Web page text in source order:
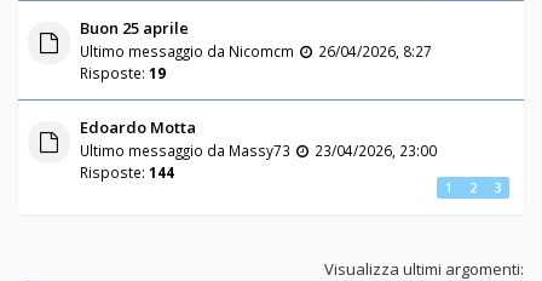
Buon 25 aprile
Ultimo messaggio da Nicomcm
26/04/2026, 8:27
Risposte: 19
Edoardo Motta
Ultimo messaggio da Massy73
23/04/2026, 23:00
Risposte: 144
1 2 3
Visualizza ultimi argomenti: